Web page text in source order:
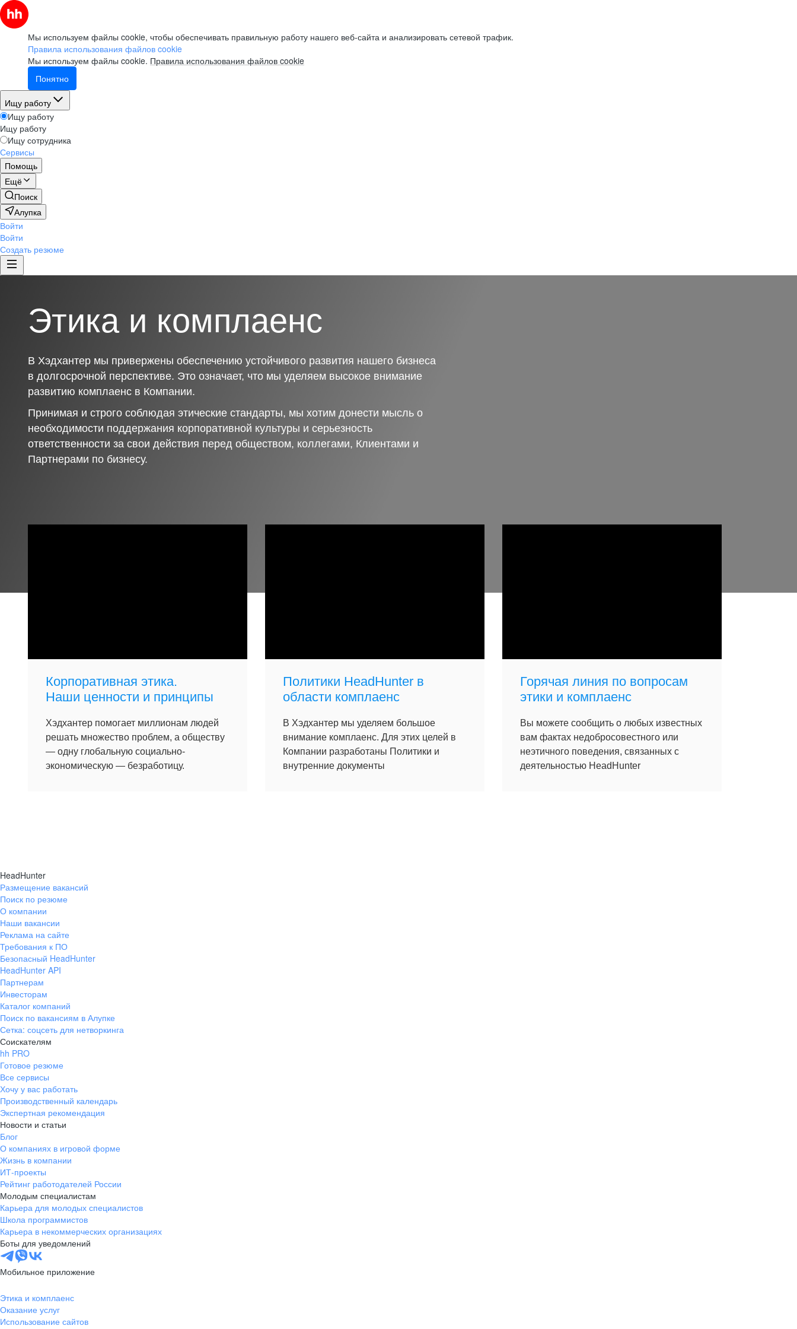
Мы используем файлы cookie, чтобы обеспечивать правильную работу нашего веб-сайта и анализировать сетевой трафик.
Правила использования файлов cookie
Мы используем файлы cookie. Правила использования файлов cookie
Понятно
Ищу работу
Ищу работу
Ищу работу
Ищу сотрудника
Сервисы
Помощь
Ещё
Поиск
Алупка
Войти
Войти
Создать резюме
Этика и комплаенс
В Хэдхантер мы привержены обеспечению устойчивого развития нашего бизнеса
в долгосрочной перспективе. Это означает, что мы уделяем высокое внимание
развитию комплаенс в Компании.
Принимая и строго соблюдая этические стандарты, мы хотим донести мысль о
необходимости поддержания корпоративной культуры и серьезность
ответственности за свои действия перед обществом, коллегами, Клиентами и
Партнерами по бизнесу.
Корпоративная этика.
Наши ценности и принципы
Хэдхантер помогает миллионам людей
решать множество проблем, а обществу
— одну глобальную социально-
экономическую — безработицу.
Политики HeadHunter в
области комплаенс
В Хэдхантер мы уделяем большое
внимание комплаенс. Для этих целей в
Компании разработаны Политики и
внутренние документы
Горячая линия по вопросам
этики и комплаенс
Вы можете сообщить о любых известных
вам фактах недобросовестного или
неэтичного поведения, связанных с
деятельностью HeadHunter
HeadHunter
Размещение вакансий
Поиск по резюме
О компании
Наши вакансии
Реклама на сайте
Требования к ПО
Безопасный HeadHunter
HeadHunter API
Партнерам
Инвесторам
Каталог компаний
Поиск по вакансиям в Алупке
Сетка: соцсеть для нетворкинга
Соискателям
hh PRO
Готовое резюме
Все сервисы
Хочу у вас работать
Производственный календарь
Экспертная рекомендация
Новости и статьи
Блог
О компаниях в игровой форме
Жизнь в компании
ИТ-проекты
Рейтинг работодателей России
Молодым специалистам
Карьера для молодых специалистов
Школа программистов
Карьера в некоммерческих организациях
Боты для уведомлений
Мобильное приложение
Этика и комплаенс
Оказание услуг
Использование сайтов